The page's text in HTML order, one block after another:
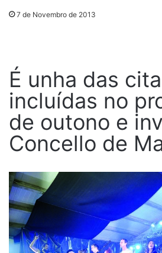
7 de Novembro de 2013
É unha das
incluídas no
de outono e
Concello de